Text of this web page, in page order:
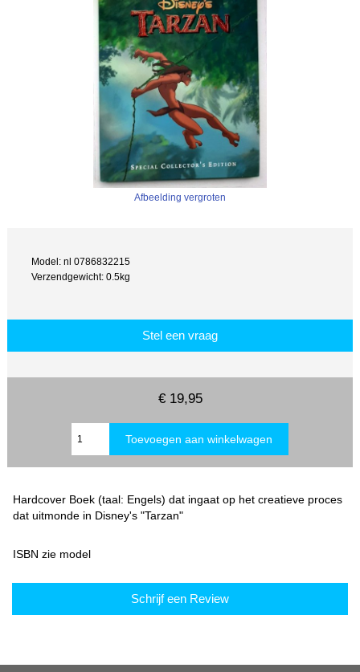
Afbeelding vergroten
Model: nl 0786832215
Verzendgewicht: 0.5kg
Stel een vraag
€ 19,95
Hardcover Boek (taal: Engels) dat ingaat op het creatieve proces
dat uitmonde in Disney's "Tarzan"
ISBN zie model
Schrijf een Review